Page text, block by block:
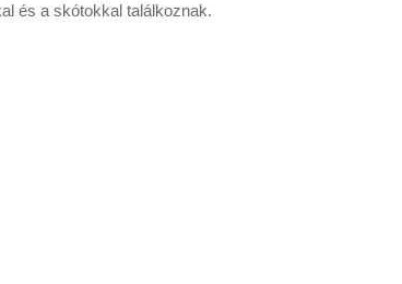
és a skótokkal találkoznak.